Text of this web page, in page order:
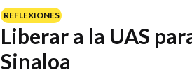
REFLEXIONES
Liberar a la UAS
Sinaloa